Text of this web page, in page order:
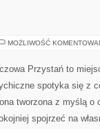
MOŻLIWOŚĆ
Przystań to
spotyka się z
tworzona z myślą o
spojrzeć na